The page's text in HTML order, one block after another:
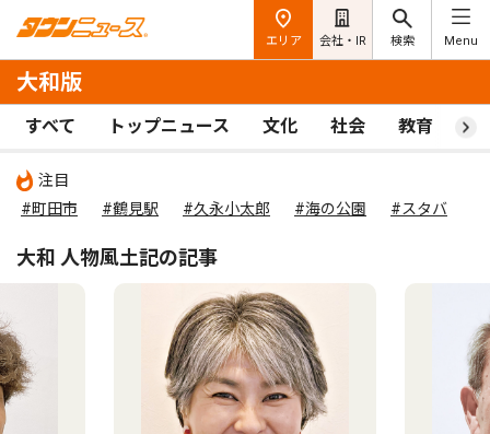
エリア 会社・IR 検索 Menu
大和版
すべて トップニュース 文化 社会 教育 ス
注目
#町田市
#鶴見駅 #久永小太郎 #海の公園 #スタバ
大和 人物風土記の記事